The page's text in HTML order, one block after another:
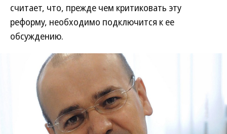
считает, что, прежде чем критиковать эту
реформу, необходимо подключится к ее
обсуждению.